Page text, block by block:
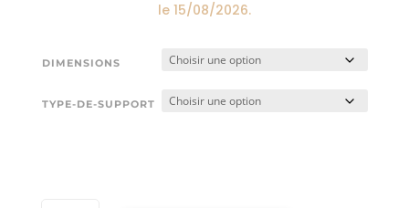
le 15/08/2026.
DIMENSIONS
TYPE-DE-SUPPORT